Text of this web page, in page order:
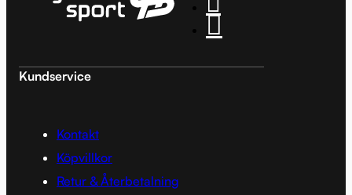
Kundservice
Kontakt
Köpvillkor
Retur & Återbetalning